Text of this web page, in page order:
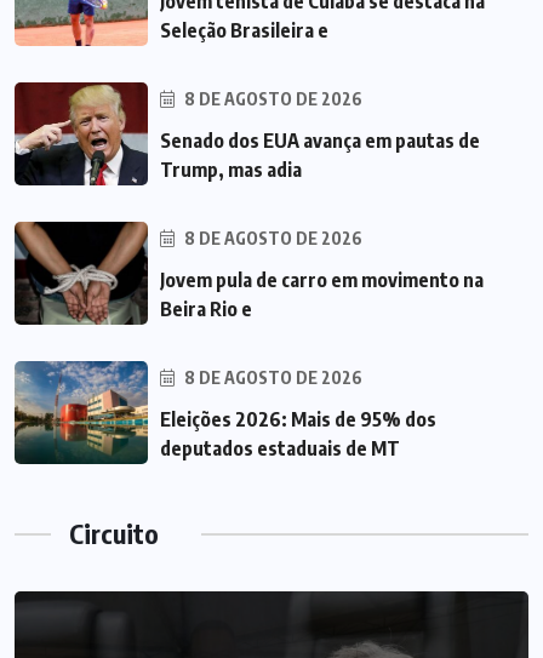
Seleção Brasileira e
8 DE AGOSTO DE 2026
Senado dos EUA avança em pautas de
Trump, mas adia
8 DE AGOSTO DE 2026
Jovem pula de carro em movimento na
Beira Rio e
8 DE AGOSTO DE 2026
Eleições 2026: Mais de 95% dos
deputados estaduais de MT
Circuito